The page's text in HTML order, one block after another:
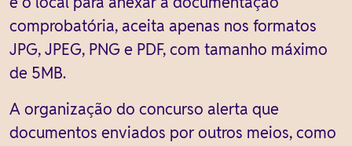
comprobatória, aceita apenas nos formatos
JPG, JPEG, PNG e PDF, com tamanho máximo
de 5MB.
A organização do concurso alerta que
documentos enviados por outros meios, como